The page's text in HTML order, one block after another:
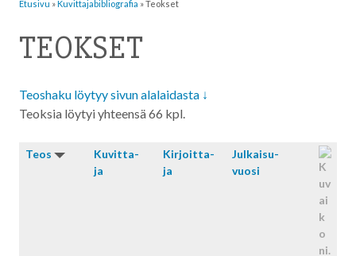
Etusivu »Kuvittaja­bibliografia »Teokset
TEOKSET
Teoshaku löytyy sivun alalaidasta ↓
Teoksia löytyi yhteensä 66 kpl.
Teos
Kuvitta­
ja
Kirjoitta­
ja
Julkaisu­
vuosi